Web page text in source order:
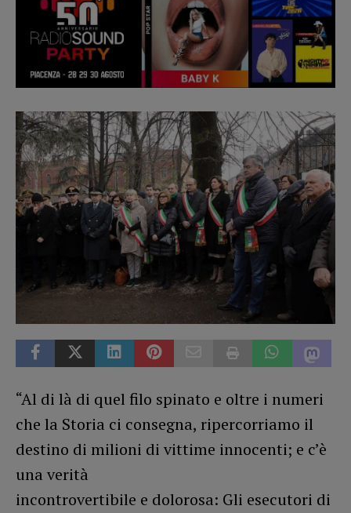
“Al di là di quel filo spinato e oltre i numeri
che la Storia ci consegna, ripercorriamo il
destino di milioni di vittime innocenti; e c’è
una verità
incontrovertibile e dolorosa: Gli esecutori di